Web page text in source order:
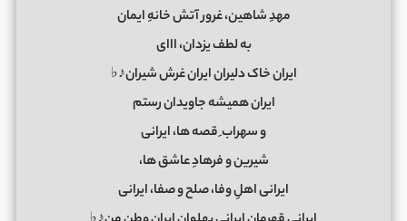
مهدِ شاهین، غرور آتش خانهِ ایمان
به لطف یزدان، ااای
ایران خاک دلیران ایران غرش شیران♪♭
ایران همیشه جاویدان رستم
و سهراب ِ قصه ها، ایرانی
شیرین و فرهادِ عاشق ها،
ایرانی اهلِ وفا، صلح و صفا، ایرانی